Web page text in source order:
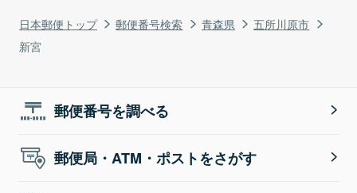
日本郵便トップ 郵便番号検索 青森県
五所川原市
新宮
郵便番号を調べる
郵便局・ATM・ポストをさがす